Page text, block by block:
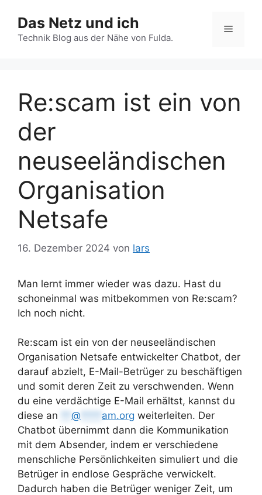
Inhalt
springen
Das Netz und ich
Technik Blog aus der Nähe von Fulda.
Menü
Re:scam ist ein von
der
neuseeländischen
Organisation
Netsafe
16. Dezember 2024 von lars
Man lernt immer wieder was dazu. Hast du
schoneinmal was mitbekommen von Re:scam?
Ich noch nicht.
Re:scam ist ein von der neuseeländischen
Organisation Netsafe entwickelter Chatbot, der
darauf abzielt, E-Mail-Betrüger zu beschäftigen
und somit deren Zeit zu verschwenden. Wenn
du eine verdächtige E-Mail erhältst, kannst du
diese an
@ am.org weiterleiten. Der
Chatbot übernimmt dann die Kommunikation
mit dem Absender, indem er verschiedene
menschliche Persönlichkeiten simuliert und die
Betrüger in endlose Gespräche verwickelt.
Dadurch haben die Betrüger weniger Zeit, um